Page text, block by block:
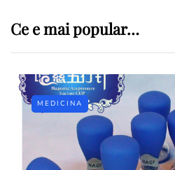
Ce e mai popular…
MEDICINA